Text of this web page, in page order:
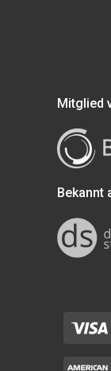
Mitglied
Bekannt